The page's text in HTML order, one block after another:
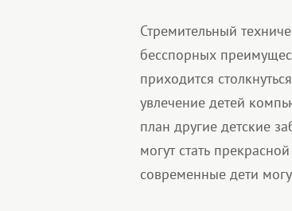
Стремительный
бесспорных
приходится
увлечение детей
план другие детские
могут стать
современные дети